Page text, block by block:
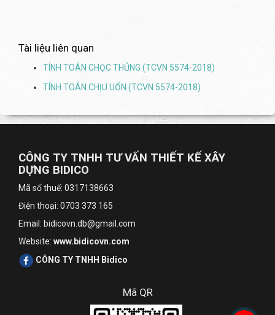
Tài liệu liên quan
TÍNH TOÁN CHỌC THỦNG (TCVN 5574-2018)
TÍNH TOÁN CHỊU UỐN (TCVN 5574-2018)
CÔNG TY TNHH TƯ VẤN THIẾT KẾ XÂY
DỰNG BIDICO
Mã số thuế: 0317138663
Điện thoại: 0703 373 165
Email: bidicovn.db@gmail.com
Website: www.bidicovn.com
CÔNG TY TNHH Bidico
Mã QR